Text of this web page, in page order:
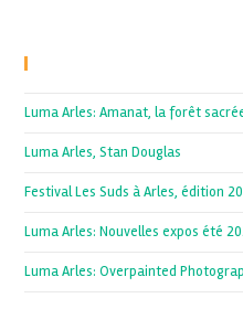
Luma Arles: Amanat, la forêt
Luma Arles, Stan Douglas
Festival Les Suds à Arles, édition
Luma Arles: Nouvelles expos été
Luma Arles: Overpainted